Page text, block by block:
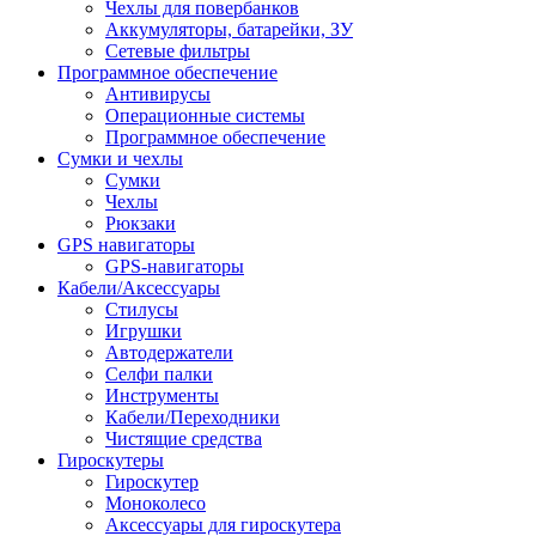
Чехлы для повербанков
Аккумуляторы, батарейки, ЗУ
Сетевые фильтры
Программное обеспечение
Антивирусы
Операционные системы
Программное обеспечение
Сумки и чехлы
Сумки
Чехлы
Рюкзаки
GPS навигаторы
GPS-навигаторы
Кабели/Аксессуары
Стилусы
Игрушки
Автодержатели
Селфи палки
Инструменты
Кабели/Переходники
Чистящие средства
Гироскутеры
Гироскутер
Моноколесо
Аксессуары для гироскутера